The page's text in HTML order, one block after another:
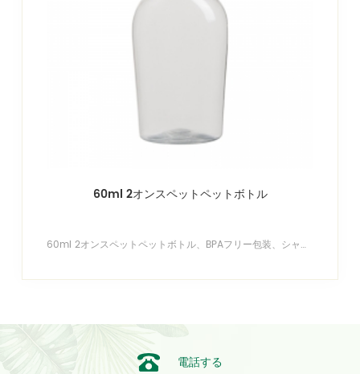
60ml 2オンスペットペットボトル
60ml 2オンスペットペットボトル、BPAフリー包装、シャワージェル、シャンプー、香水などを埋めるために使用することができます
電話する